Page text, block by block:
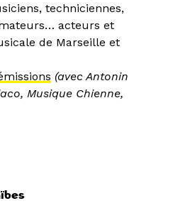
techniciennes,
acteurs et
de Marseille et
(avec Antonin
Musique Chienne,